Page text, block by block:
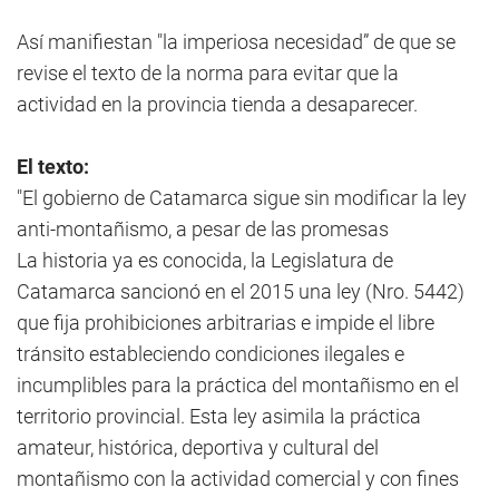
Así manifiestan "la imperiosa necesidad” de que se
revise el texto de la norma para evitar que la
actividad en la provincia tienda a desaparecer.
El texto:
"El gobierno de Catamarca sigue sin modificar la ley
anti-montañismo, a pesar de las promesas
La historia ya es conocida, la Legislatura de
Catamarca sancionó en el 2015 una ley (Nro. 5442)
que fija prohibiciones arbitrarias e impide el libre
tránsito estableciendo condiciones ilegales e
incumplibles para la práctica del montañismo en el
territorio provincial. Esta ley asimila la práctica
amateur, histórica, deportiva y cultural del
montañismo con la actividad comercial y con fines